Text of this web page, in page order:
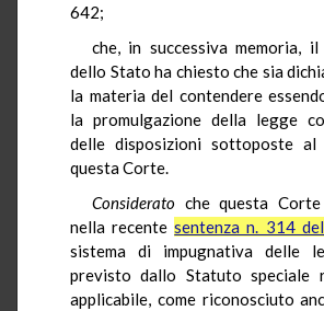
642;
che, in successiva memoria, il
dello Stato ha chiesto che sia
la materia del contendere
la promulgazione della legge
delle disposizioni sottoposte al
questa Corte.
Considerato che questa
nella recentesentenza n. 314
sistema di impugnativa delle
previsto dallo Statuto speciale
applicabile, come riconosciuto